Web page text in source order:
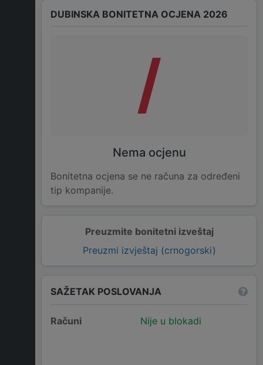
Preuzmite bonitetni izveštaj
Preuzmi izvještaj (crnogorski)
DUBINSKA BONITETNA OCJENA 2026
/
Nema ocjenu
Bonitetna ocjena se ne računa za određeni
tip kompanije.
SAŽETAK POSLOVANJA
Računi Nije u blokadi